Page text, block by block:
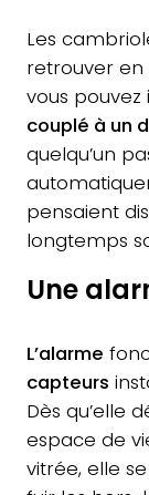
Les
retrouver en
vous pouvez
couplé à un
quelqu’un
pensaient
longtemps
Une
L’alarme
capteurs
Dès qu’elle
espace de
vitrée, elle